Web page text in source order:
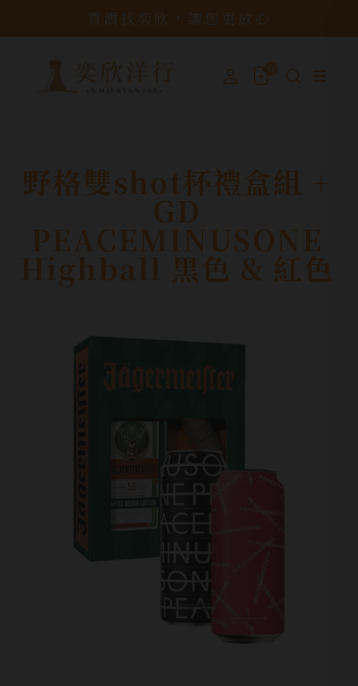
買酒找奕欣，讓您更放心
野格雙shot杯禮盒組 +
GD
PEACEMINUSONE
Highball 黑色 & 紅色